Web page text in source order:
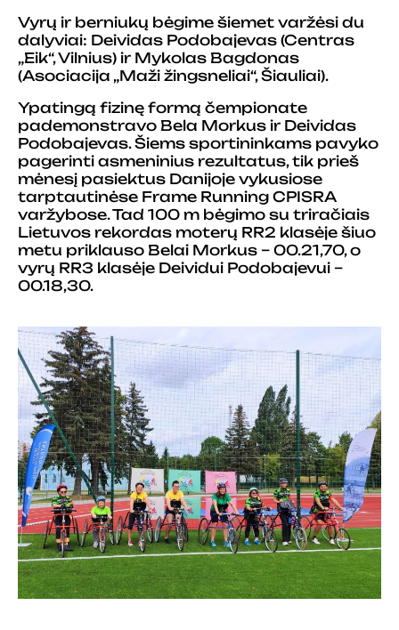
Vyrų ir berniukų bėgime šiemet varžėsi du
dalyviai: Deividas Podobajevas (Centras
„Eik“, Vilnius) ir Mykolas Bagdonas
(Asociacija „Maži žingsneliai“, Šiauliai).
Ypatingą fizinę formą čempionate
pademonstravo Bela Morkus ir Deividas
Podobajevas. Šiems sportininkams pavyko
pagerinti asmeninius rezultatus, tik prieš
mėnesį pasiektus Danijoje vykusiose
tarptautinėse Frame Running CPISRA
varžybose. Tad 100 m bėgimo su triračiais
Lietuvos rekordas moterų RR2 klasėje šiuo
metu priklauso Belai Morkus – 00.21,70, o
vyrų RR3 klasėje Deividui Podobajevui –
00.18,30.